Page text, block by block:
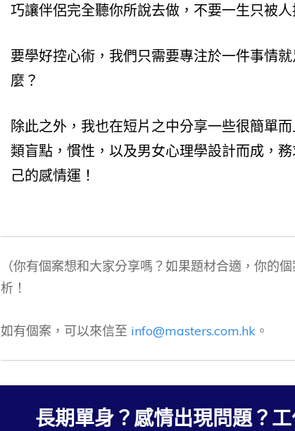
巧讓伴侶完全聽你所說去做，不要一生只被
要學好控心術，我們只需要專注於一件事情
麼？
除此之外，我也在短片之中分享一些很簡單
類盲點，慣性，以及男女心理學設計而成，
己的感情運！
（你有個案想和大家分享嗎？如果題材合適，你的
析！
如有個案，可以來信至 info@masters.com.hk 。
長期單身？感情出現問題？